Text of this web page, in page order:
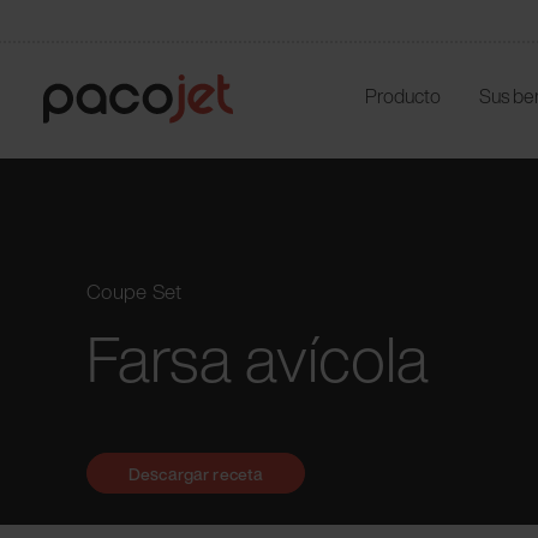
Producto Sus
Coupe Set
Farsa avícola
Descargar receta